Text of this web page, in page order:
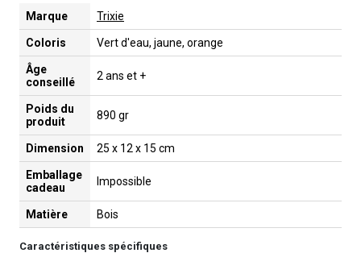
Marque Trixie
Coloris Vert d'eau, jaune, orange
Âge
conseillé
2 ans et +
Poids du
produit
890 gr
Dimension 25 x 12 x 15 cm
Emballage
cadeau
Impossible
Matière Bois
Caractéristiques spécifiques